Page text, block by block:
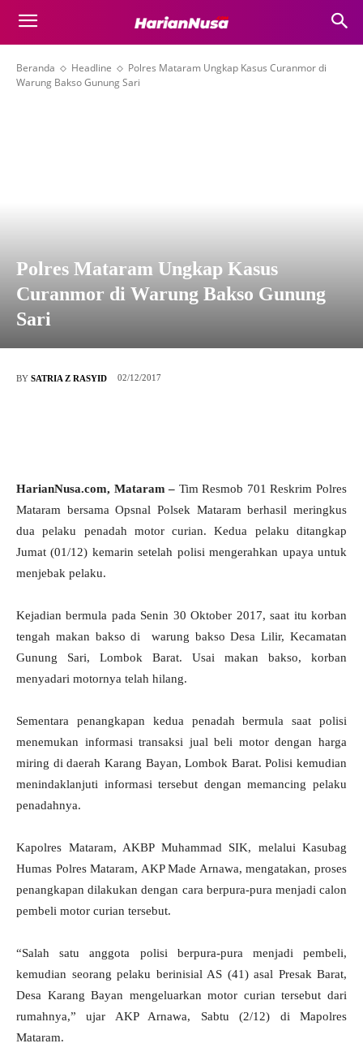
Beranda Headline
Polres Mataram Ungkap Kasus Curanmor di
Warung Bakso Gunung Sari
Polres Mataram Ungkap Kasus
Curanmor di Warung Bakso Gunung
Sari
BY SATRIA Z RASYID 02/12/2017
HarianNusa.com, Mataram – Tim Resmob 701 Reskrim Polres
Mataram bersama Opsnal Polsek Mataram berhasil meringkus
dua pelaku penadah motor curian. Kedua pelaku ditangkap
Jumat (01/12) kemarin setelah polisi mengerahkan upaya untuk
menjebak pelaku.
Kejadian bermula pada Senin 30 Oktober 2017, saat itu korban
tengah makan bakso di warung bakso Desa Lilir, Kecamatan
Gunung Sari, Lombok Barat. Usai makan bakso, korban
menyadari motornya telah hilang.
Sementara penangkapan kedua penadah bermula saat polisi
menemukan informasi transaksi jual beli motor dengan harga
miring di daerah Karang Bayan, Lombok Barat. Polisi kemudian
menindaklanjuti informasi tersebut dengan memancing pelaku
penadahnya.
Kapolres Mataram, AKBP Muhammad SIK, melalui Kasubag
Humas Polres Mataram, AKP Made Arnawa, mengatakan, proses
penangkapan dilakukan dengan cara berpura-pura menjadi calon
pembeli motor curian tersebut.
“Salah satu anggota polisi berpura-pura menjadi pembeli,
kemudian seorang pelaku berinisial AS (41) asal Presak Barat,
Desa Karang Bayan mengeluarkan motor curian tersebut dari
rumahnya,” ujar AKP Arnawa, Sabtu (2/12) di Mapolres
Mataram.